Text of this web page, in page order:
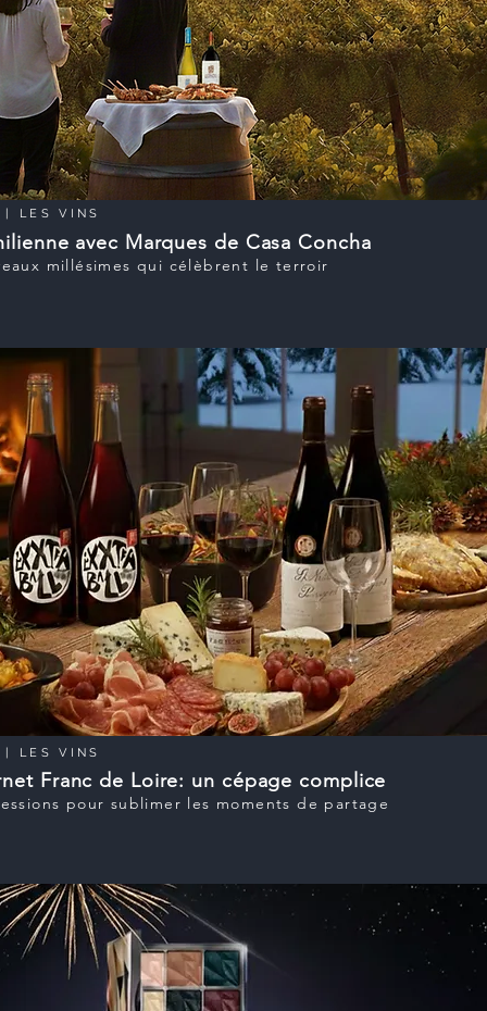
| LES VINS
avec Marques de Casa Concha
millésimes qui célèbrent le terroir
| LES VINS
Franc de Loire: un cépage complice
pour sublimer les moments de partage